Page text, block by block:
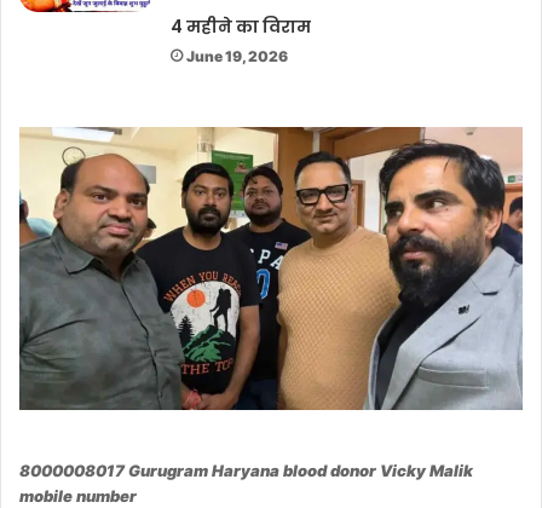
4 महीने का विराम
June 19, 2026
8000008017 Gurugram Haryana blood donor Vicky Malik
mobile number